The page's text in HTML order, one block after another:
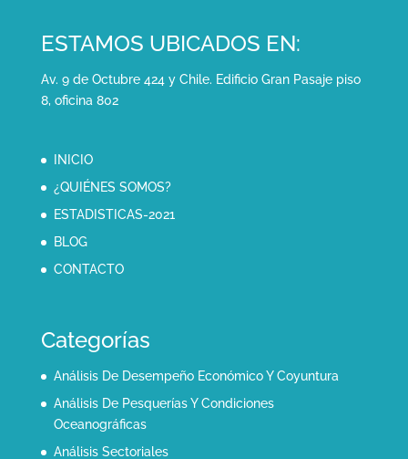
ESTAMOS UBICADOS EN:
Av. 9 de Octubre 424 y Chile. Edificio Gran Pasaje piso
8, oficina 802
INICIO
¿QUIÉNES SOMOS?
ESTADISTICAS-2021
BLOG
CONTACTO
Categorías
Análisis De Desempeño Económico Y Coyuntura
Análisis De Pesquerías Y Condiciones
Oceanográficas
Análisis Sectoriales